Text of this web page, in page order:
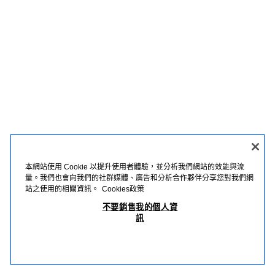
本網站使用 Cookie 以提升使用者體驗，並分析我們網站的效能與流
量。我們也會向我們的社群媒體、廣告和分析合作夥伴分享您對我們網
站之使用的相關資訊。
Cookies政策
不要銷售我的個人資
訊